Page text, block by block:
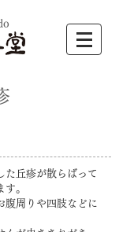
た丘疹が散らばって
。
腹周りや四肢などに